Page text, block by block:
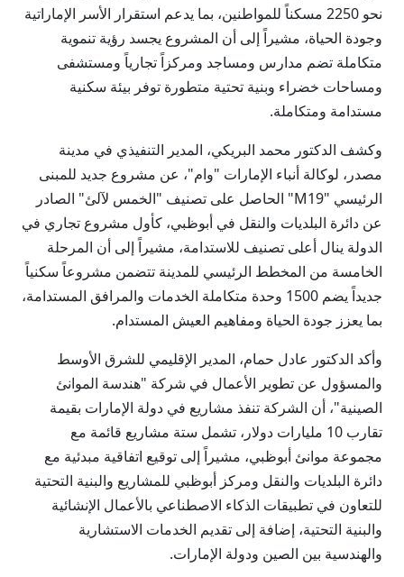
نحو 2250 مسكناً للمواطنين، بما يدعم استقرار الأسر الإماراتية
وجودة الحياة، مشيراً إلى أن المشروع يجسد رؤية تنموية
متكاملة تضم مدارس ومساجد ومركزاً تجارياً ومستشفى
ومساحات خضراء وبنية تحتية متطورة توفر بيئة سكنية
مستدامة ومتكاملة.
وكشف الدكتور محمد البريكي، المدير التنفيذي في مدينة
مصدر، لوكالة أنباء الإمارات "وام"، عن مشروع جديد للمبنى
الرئيسي "M19" الحاصل على تصنيف "الخمس لآلئ" الصادر
عن دائرة البلديات والنقل في أبوظبي، كأول مشروع تجاري في
الدولة ينال أعلى تصنيف للاستدامة، مشيراً إلى أن المرحلة
الخامسة من المخطط الرئيسي للمدينة تتضمن مشروعاً سكنياً
جديداً يضم 1500 وحدة متكاملة الخدمات والمرافق المستدامة،
بما يعزز جودة الحياة ومفاهيم العيش المستدام.
وأكد الدكتور عادل حمام، المدير الإقليمي للشرق الأوسط
والمسؤول عن تطوير الأعمال في شركة "هندسة الموانئ
الصينية"، أن الشركة تنفذ مشاريع في دولة الإمارات بقيمة
تقارب 10 مليارات دولار، تشمل ستة مشاريع قائمة مع
مجموعة موانئ أبوظبي، مشيراً إلى توقيع اتفاقية مبدئية مع
دائرة البلديات والنقل ومركز أبوظبي للمشاريع والبنية التحتية
للتعاون في تطبيقات الذكاء الاصطناعي بالأعمال الإنشائية
والبنية التحتية، إضافة إلى تقديم الخدمات الاستشارية
والهندسية بين الصين ودولة الإمارات.